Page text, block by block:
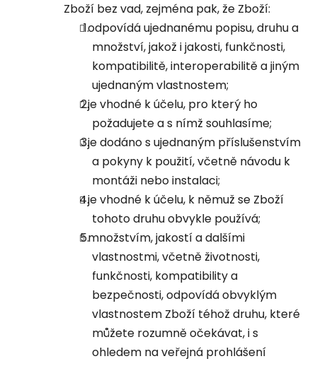
Zboží bez vad, zejména pak, že Zboží:
odpovídá ujednanému popisu, druhu a
množství, jakož i jakosti, funkčnosti,
kompatibilitě, interoperabilitě a jiným
ujednaným vlastnostem;
je vhodné k účelu, pro který ho
požadujete a s nímž souhlasíme;
je dodáno s ujednaným příslušenstvím
a pokyny k použití, včetně návodu k
montáži nebo instalaci;
je vhodné k účelu, k němuž se Zboží
tohoto druhu obvykle používá;
množstvím, jakostí a dalšími
vlastnostmi, včetně životnosti,
funkčnosti, kompatibility a
bezpečnosti, odpovídá obvyklým
vlastnostem Zboží téhož druhu, které
můžete rozumně očekávat, i s
ohledem na veřejná prohlášení